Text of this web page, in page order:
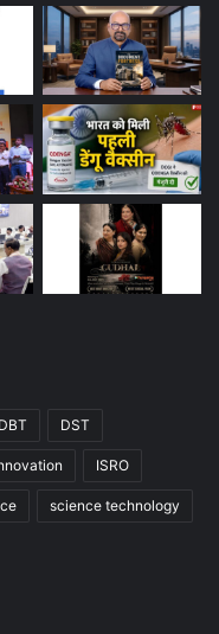
DBT DST
ISRO
science technology